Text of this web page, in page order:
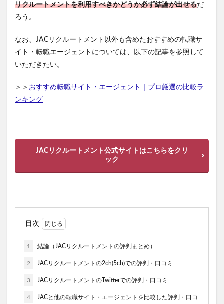
リクルートメントを利用すべきかどうか必ず結論が出せるだ
ろう。
なお、JACリクルートメント以外も含めたおすすめの転職サ
イト・転職エージェントについては、以下の記事を参照して
いただきたい。
＞＞ おすすめ転職サイト・エージェント｜プロ厳選の比較ラ
ンキング
JACリクルートメント公式サイトはこちらをクリ
ック
目次
1 結論（JACリクルートメントの評判まとめ）
2 JACリクルートメントの2ch(5ch)での評判・口コミ
3 JACリクルートメントのTwitterでの評判・口コミ
4
JACと他の転職サイト・エージェントを比較した評判・口コ